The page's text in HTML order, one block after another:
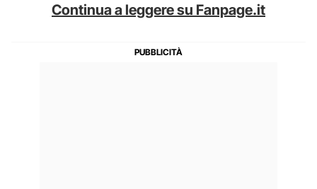
Continua a leggere su Fanpage.it